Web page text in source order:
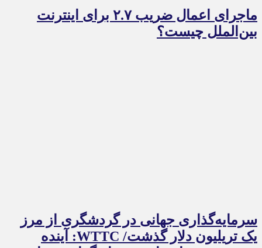
ماجرای اعمال ضریب ۲.۷ برای اینترنت
بین‌الملل چیست؟
سرمایه‌گذاری جهانی در گردشگری از مرز
یک تریلیون دلار گذشت/ WTTC: آینده